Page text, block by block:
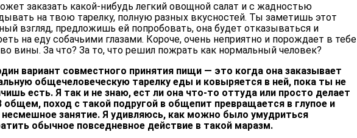
заказать какой-нибудь легкий овощной салат и с жадностью
на твою тарелку, полную разных вкусностей. Ты заметишь этот
взгляд, предложишь ей попробовать, она будет отказываться и
на еду собачьими глазами. Короче, очень неприятно и порождает в тебе
вины. За что? За то, что решил пожрать как нормальный человек?
вариант совместного принятия пищи — это когда она заказывает
общечеловеческую тарелку еды и ковыряется в ней, пока ты не
есть. Я так и не знаю, ест ли она что-то оттуда или просто делает
общем, поход с такой подругой в общепит превращается в глупое и
занятие. Я удивляюсь, как можно было умудриться
обычное повседневное действие в такой маразм.